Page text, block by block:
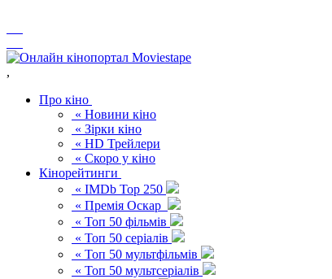
,
Про кіно
« Новини кіно
« Зірки кіно
« HD Трейлери
« Скоро у кіно
Кінорейтинги
« IMDb Top 250
« Премія Оскар
« Топ 50 фільмів
« Топ 50 серіалів
« Топ 50 мультфільмів
« Топ 50 мультсеріалів